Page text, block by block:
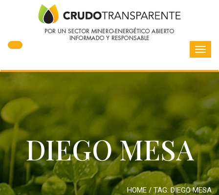
DIEGO MESA
HOME / TAG:DIEGO MESA